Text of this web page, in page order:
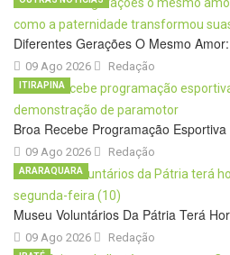
Diferentes Gerações O Mesmo
09 Ago 2026 Redação
Broa Recebe Programação
09 Ago 2026
ITIRAPINA
Redação
Museu Voluntários Da Pátria Terá
09 Ago 2026
ARARAQUARA
Redação